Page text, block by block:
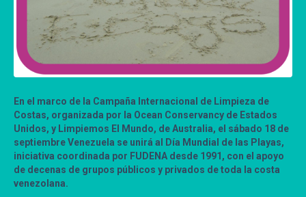
En el marco de la Campaña Internacional de Limpieza de
Costas, organizada por la Ocean Conservancy de Estados
Unidos, y Limpiemos El Mundo, de Australia, el sábado 18 de
septiembre Venezuela se unirá al Día Mundial de las Playas,
iniciativa coordinada por FUDENA desde 1991, con el apoyo
de decenas de grupos públicos y privados de toda la costa
venezolana.